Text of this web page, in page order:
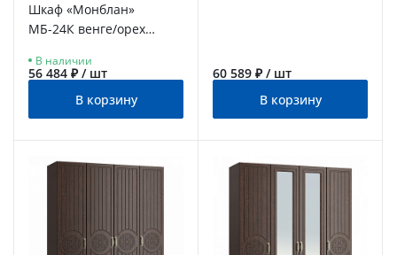
Шкаф «Монблан»
МБ-24К венге/орех
В наличии
56 484 ₽ / шт
В корзину
60 589 ₽ / шт
В корзину